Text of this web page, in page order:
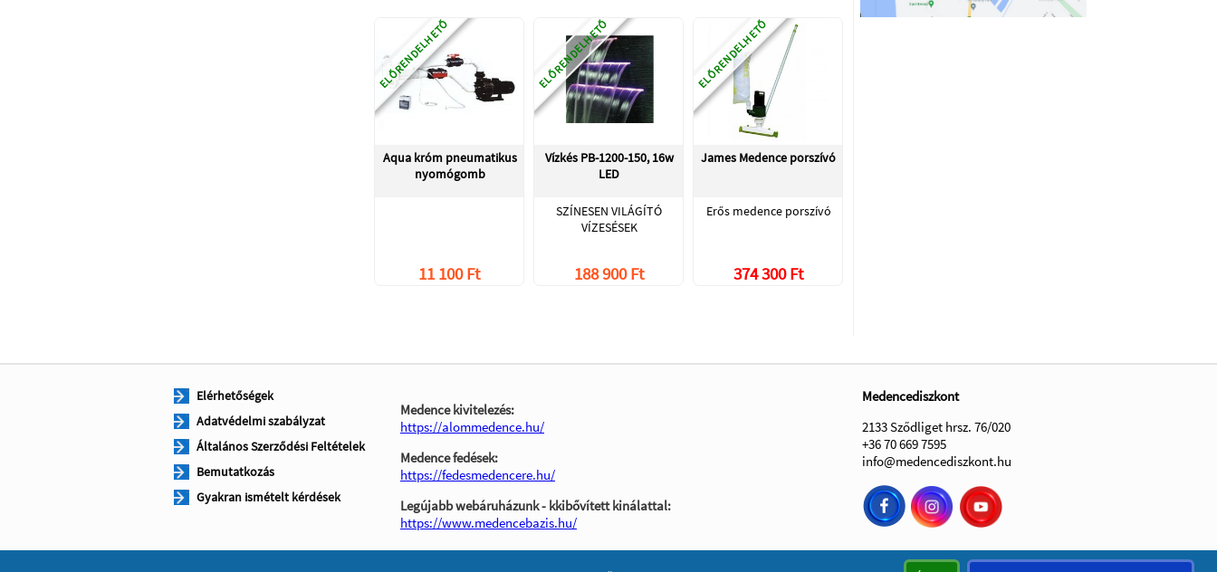
ELŐRENDELHETŐ
Aqua króm pneumatikus
nyomógomb
11 100 Ft
ELŐRENDELHETŐ
Vízkés PB-1200-150, 16w
LED
SZÍNESEN VILÁGÍTÓ
VÍZESÉSEK
188 900 Ft
ELŐRENDELHETŐ
James Medence porszívó
Erős medence porszívó
374 300 Ft
Elérhetőségek
Adatvédelmi szabályzat
Általános Szerződési Feltételek
Bemutatkozás
Gyakran ismételt kérdések
Medence kivitelezés:
https://alommedence.hu/
Medence fedések:
https://fedesmedencere.hu/
Legújabb webáruházunk - kkibővített kinálattal:
https://www.medencebazis.hu/
Medencediszkont
2133 Sződliget hrsz. 76/020
+36 70 669 7595
info@medencediszkont.hu